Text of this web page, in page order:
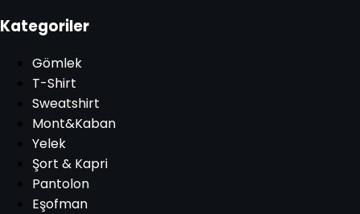
Kategoriler
Gömlek
T-Shirt
Sweatshirt
Mont&Kaban
Yelek
Şort & Kapri
Pantolon
Eşofman